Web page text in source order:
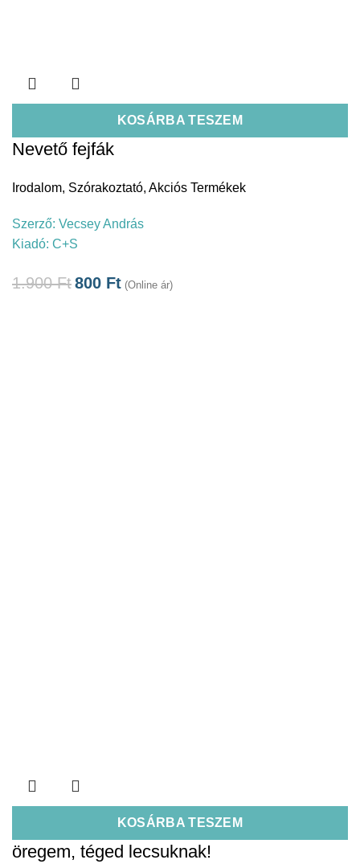
KOSÁRBA TESZEM
Nevető fejfák
Irodalom, Szórakoztató, Akciós Termékek
Szerző: Vecsey András
Kiadó: C+S
1.900Ft800 Ft (Online ár)
KOSÁRBA TESZEM
öregem, téged lecsuknak!